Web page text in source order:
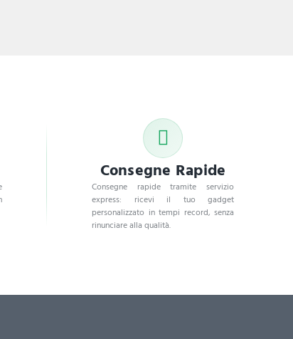
Consegne Rapide
Consegne rapide tramite servizio
express: ricevi il tuo gadget
personalizzato in tempi record, senza
rinunciare alla qualità.